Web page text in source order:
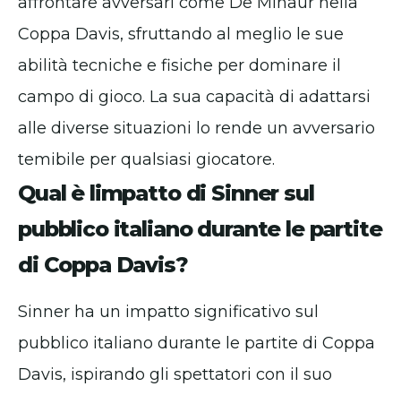
Coppa Davis, sfruttando al meglio le sue
abilità tecniche e fisiche per dominare il
campo di gioco. La sua capacità di adattarsi
alle diverse situazioni lo rende un avversario
temibile per qualsiasi giocatore.
Qual è limpatto di Sinner sul
pubblico italiano durante le partite
di Coppa Davis?
Sinner ha un impatto significativo sul
pubblico italiano durante le partite di Coppa
Davis, ispirando gli spettatori con il suo